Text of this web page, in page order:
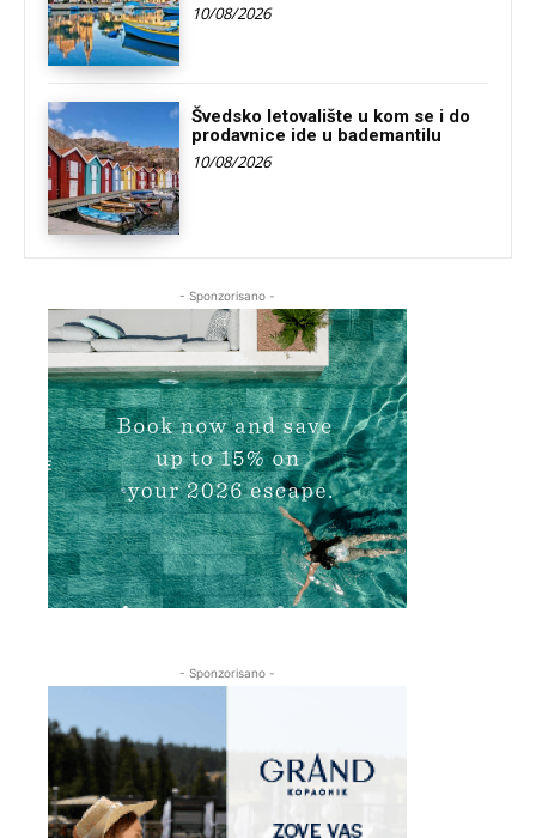
10/08/2026
Švedsko letovalište u kom se i do
prodavnice ide u bademantilu
10/08/2026
- Sponzorisano -
- Sponzorisano -